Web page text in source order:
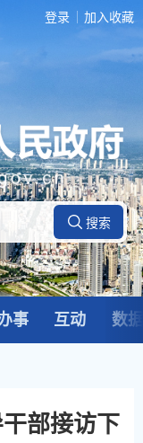
登录 加入收藏
事 互动 数
部接访下